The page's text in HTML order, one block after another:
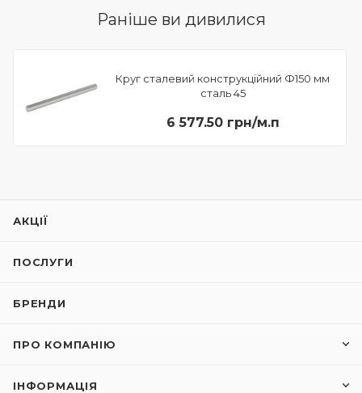
Раніше ви дивилися
Круг сталевий конструкційний Ф150 мм
сталь 45
6 577.50 грн/м.п
АКЦІЇ
ПОСЛУГИ
БРЕНДИ
ПРО КОМПАНІЮ
ІНФОРМАЦІЯ